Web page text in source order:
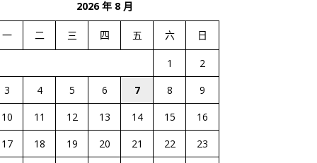
2026 年 8 月
一 二 三 四 五 六 日
1
2
3
4 5 6 7 8
9
10
11 12 13 14 15
16
17
18 19 20 21 22
23